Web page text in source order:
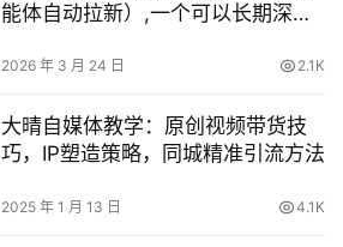
能体自动拉新）,一个可以长期深
2026 年 3 月 24 日 2.1K
大晴自媒体教学：原创视频带货技
巧，IP塑造策略，同城精准引流方法
2025 年 1 月 13 日 4.1K